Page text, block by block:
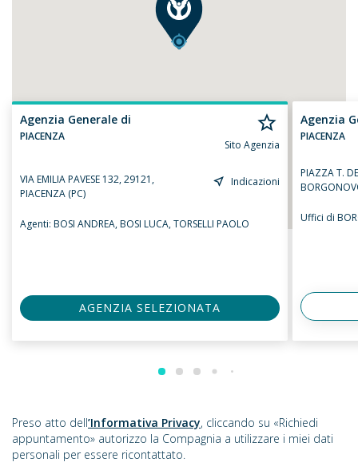
Agenzia Generale di
PIACENZA
Sito Agenzia
VIA EMILIA PAVESE 132, 29121,
PIACENZA (PC)
Indicazioni
Agenti: BOSI ANDREA,BOSI LUCA,TORSELLI PAOLO
AGENZIA SELEZIONATA
Agenzia
PIACENZA
PIAZZA T.
Uffici di
Preso atto dell’Informativa Privacy, cliccando su «Richiedi
appuntamento» autorizzo la Compagnia a utilizzare i miei dati
personali per essere ricontattato.